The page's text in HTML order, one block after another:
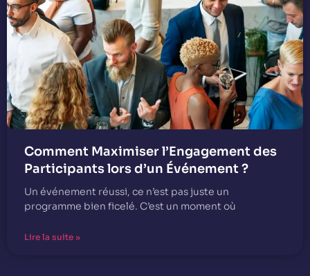
Comment Maximiser l’Engagement des
Participants lors d’un Événement ?
Un événement réussi, ce n’est pas juste un
programme bien ficelé. C’est un moment où
Lire la suite »